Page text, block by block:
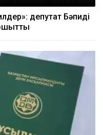
депутат Бәпиді